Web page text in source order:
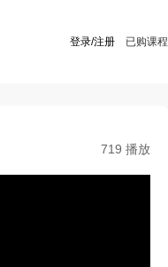
登录/注册 已购课程
719 播放